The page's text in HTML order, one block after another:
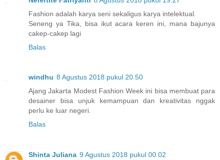
Fashion adalah karya seni sekaligus karya intelektual.
Seneng ya Tika, bisa ikut acara keren ini, mana bajunya
cakep-cakep lagi
Balas
windhu 8 Agustus 2018 pukul 20.50
Ajang Jakarta Modest Fashion Week ini bisa membuat para
desainer bisa unjuk kemampuan dan kreativitas nggak
perlu ke luar negeri.
Balas
Shinta Juliana 9 Agustus 2018 pukul 00.02